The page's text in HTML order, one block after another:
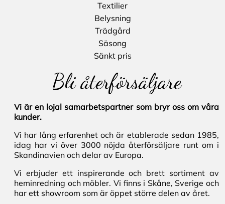
Textilier
Belysning
Trädgård
Säsong
Sänkt pris
Bli återförsäljare
Vi är en lojal samarbetspartner som bryr oss om våra
kunder.
Vi har lång erfarenhet och är etablerade sedan 1985,
idag har vi över 3000 nöjda återförsäljare runt om i
Skandinavien och delar av Europa.
Vi erbjuder ett inspirerande och brett sortiment av
heminredning och möbler. Vi finns i Skåne, Sverige och
har ett showroom som är öppet större delen av året.